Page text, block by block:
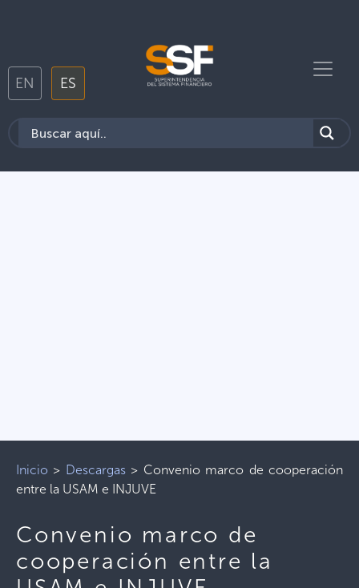
EN ES
Inicio > Descargas> Convenio marco de cooperación
entre la USAM e INJUVE
Convenio marco de
cooperación entre la